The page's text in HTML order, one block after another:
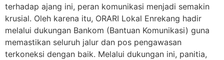
terhadap ajang ini, peran komunikasi menjadi semakin
krusial. Oleh karena itu, ORARI Lokal Enrekang hadir
melalui dukungan Bankom (Bantuan Komunikasi) guna
memastikan seluruh jalur dan pos pengawasan
terkoneksi dengan baik. Melalui dukungan ini, panitia,